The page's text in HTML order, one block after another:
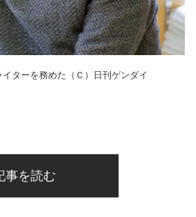
ターを務めた（Ｃ）日刊ゲンダイ
事を読む